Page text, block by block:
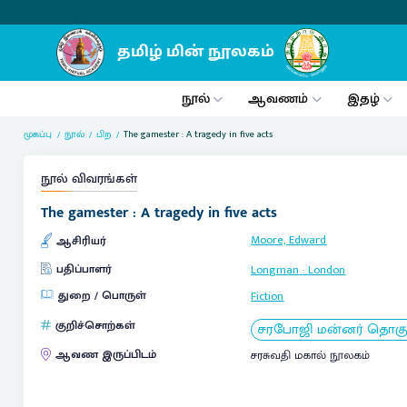
நூல் ஆவணம் இதழ்
முகப்பு நூல் பிற The gamester : A tragedy in five acts
நூல் விவரங்கள்
The gamester : A tragedy in five acts
ஆசிரியர்
Moore, Edward
பதிப்பாளர்
Longman:London
துறை / பொருள்
Fiction
குறிச்சொற்கள்
சரபோஜி மன்னர்
ஆவண இருப்பிடம் சரசுவதி மகால் நூலகம்